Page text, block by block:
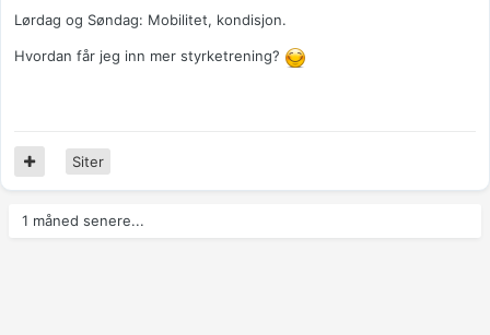
Lørdag og Søndag: Mobilitet, kondisjon.
Hvordan får jeg inn mer styrketrening?
Siter
1 måned senere...